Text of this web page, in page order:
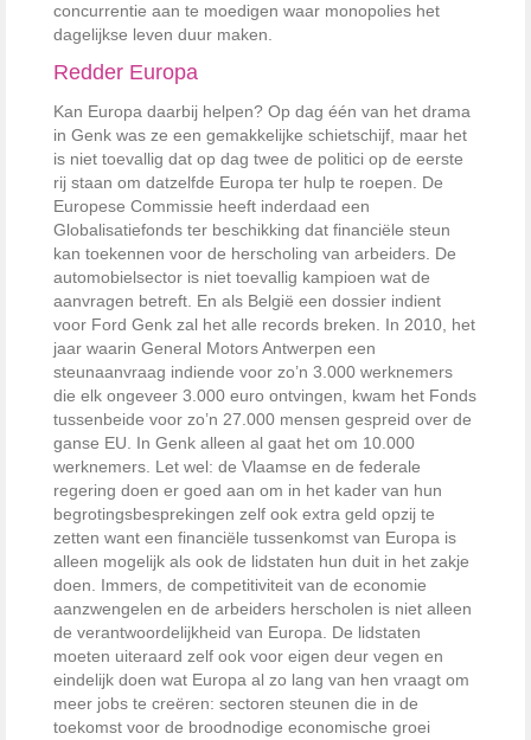
concurrentie aan te moedigen waar monopolies het
dagelijkse leven duur maken.
Redder Europa
Kan Europa daarbij helpen? Op dag één van het drama
in Genk was ze een gemakkelijke schietschijf, maar het
is niet toevallig dat op dag twee de politici op de eerste
rij staan om datzelfde Europa ter hulp te roepen. De
Europese Commissie heeft inderdaad een
Globalisatiefonds ter beschikking dat financiële steun
kan toekennen voor de herscholing van arbeiders. De
automobielsector is niet toevallig kampioen wat de
aanvragen betreft. En als België een dossier indient
voor Ford Genk zal het alle records breken. In 2010, het
jaar waarin General Motors Antwerpen een
steunaanvraag indiende voor zo’n 3.000 werknemers
die elk ongeveer 3.000 euro ontvingen, kwam het Fonds
tussenbeide voor zo’n 27.000 mensen gespreid over de
ganse EU. In Genk alleen al gaat het om 10.000
werknemers. Let wel: de Vlaamse en de federale
regering doen er goed aan om in het kader van hun
begrotingsbesprekingen zelf ook extra geld opzij te
zetten want een financiële tussenkomst van Europa is
alleen mogelijk als ook de lidstaten hun duit in het zakje
doen. Immers, de competitiviteit van de economie
aanzwengelen en de arbeiders herscholen is niet alleen
de verantwoordelijkheid van Europa. De lidstaten
moeten uiteraard zelf ook voor eigen deur vegen en
eindelijk doen wat Europa al zo lang van hen vraagt om
meer jobs te creëren: sectoren steunen die in de
toekomst voor de broodnodige economische groei